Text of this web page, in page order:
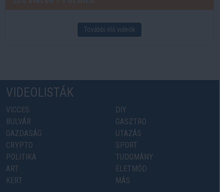
További élő videók
VIDEOLISTÁK
VICCES
BULVÁR
GAZDASÁG
CRYPTO
POLITIKA
ART
KERT
DIY
GASZTRO
UTAZÁS
SPORT
TUDOMÁNY
ÉLETMÓD
MÁS